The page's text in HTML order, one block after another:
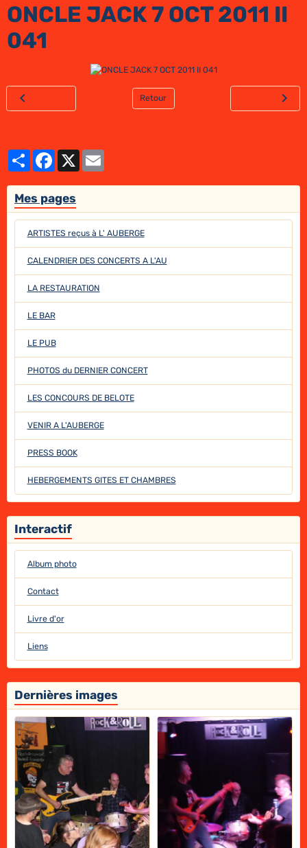
ONCLE JACK 7 OCT 2011 II
041
Retour
PartagerFacebook
X
Mes pages
ARTISTES reçus à L' AUBERGE
CALENDRIER DES CONCERTS A L'AU
LA RESTAURATION
LE BAR
LE PUB
PHOTOS du DERNIER CONCERT
LES CONCOURS DE BELOTE
VENIR A L'AUBERGE
PRESS BOOK
HEBERGEMENTS GITES ET CHAMBRES
Interactif
Album photo
Contact
Livre d'or
Liens
Dernières images